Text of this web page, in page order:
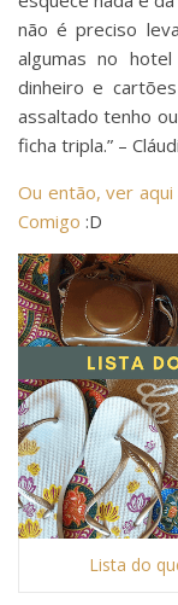
não é preciso
algumas no
dinheiro e
assaltado tenho
ficha tripla.‬‬”‬ –
Ou então, ver
Comigo :D
Lista do